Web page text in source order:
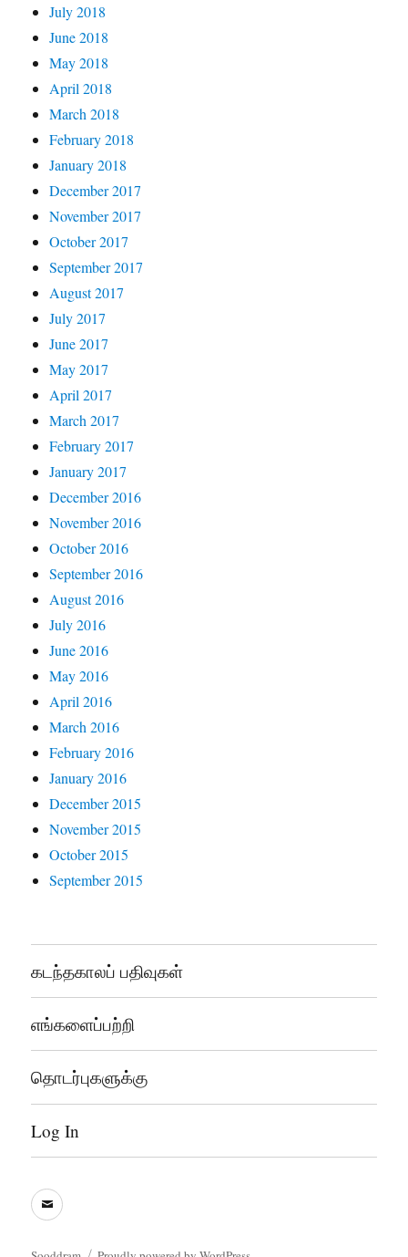
July 2018
June 2018
May 2018
April 2018
March 2018
February 2018
January 2018
December 2017
November 2017
October 2017
September 2017
August 2017
July 2017
June 2017
May 2017
April 2017
March 2017
February 2017
January 2017
December 2016
November 2016
October 2016
September 2016
August 2016
July 2016
June 2016
May 2016
April 2016
March 2016
February 2016
January 2016
December 2015
November 2015
October 2015
September 2015
கடந்தகாலப் பதிவுகள்
எங்களைப்பற்றி
தொடர்புகளுக்கு
Log In
sooddram@gmail.com